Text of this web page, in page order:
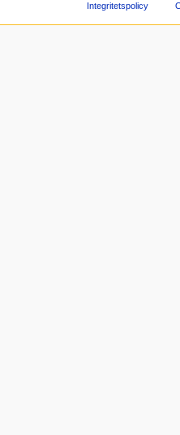
Integritetspolicy